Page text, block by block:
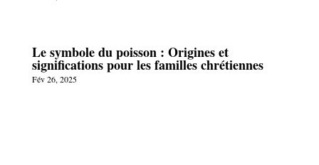
Le symbole du poisson : Origines et
significations pour les familles chrétiennes
Fév 26, 2025